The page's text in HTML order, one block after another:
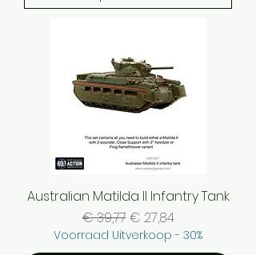
Australian Matilda II Infantry Tank
Normale prijs
€ 39,77Verkoopprijs
€ 27,84
Voorraad Uitverkoop - 30%